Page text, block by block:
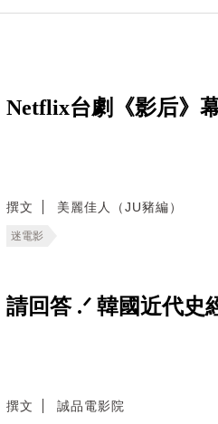
Netflix台劇《影后》
撰文 美麗佳人（JU豬編）
迷電影
請回答 .ᐟ 韓國近代史
撰文 誠品電影院